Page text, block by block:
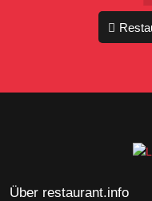
Über restaurant.info